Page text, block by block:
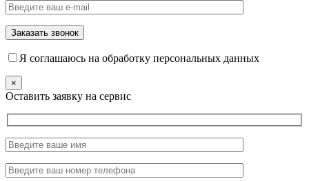
Я соглашаюсь на обработку персональных данных
×
Оставить заявку на сервис